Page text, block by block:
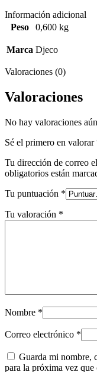
Información adicional
Peso
0,600 kg
Marca Djeco
Valoraciones (0)
Valoraciones
No hay valoraciones
Sé el primero en
Tu dirección de correo
obligatorios están
Tu puntuación *
Tu valoración *
Nombre *
Correo electrónico *
Guarda mi nombre,
para la próxima vez que